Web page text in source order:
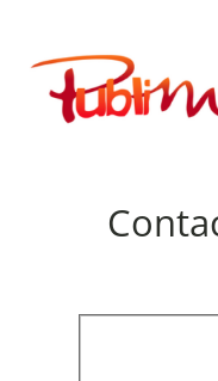
contenu
Publimath